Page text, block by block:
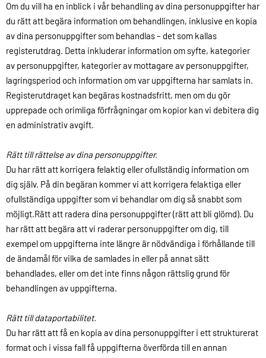
Om du vill ha en inblick i vår behandling av dina personuppgifter har
du rätt att begära information om behandlingen, inklusive en kopia
av dina personuppgifter som behandlas – det som kallas
registerutdrag. Detta inkluderar information om syfte, kategorier
av personuppgifter, kategorier av mottagare av personuppgifter,
lagringsperiod och information om var uppgifterna har samlats in.
Registerutdraget kan begäras kostnadsfritt, men om du gör
upprepade och orimliga förfrågningar om kopior kan vi debitera dig
en administrativ avgift.
Rätt till rättelse av dina personuppgifter.
Du har rätt att korrigera felaktig eller ofullständig information om
dig själv. På din begäran kommer vi att korrigera felaktiga eller
ofullständiga uppgifter som vi behandlar om dig så snabbt som
möjligt.Rätt att radera dina personuppgifter (rätt att bli glömd). Du
har rätt att begära att vi raderar personuppgifter om dig, till
exempel om uppgifterna inte längre är nödvändiga i förhållande till
de ändamål för vilka de samlades in eller på annat sätt
behandlades, eller om det inte finns någon rättslig grund för
behandlingen av uppgifterna.
Rätt till dataportabilitet.
Du har rätt att få en kopia av dina personuppgifter i ett strukturerat
format och i vissa fall få uppgifterna överförda till en annan